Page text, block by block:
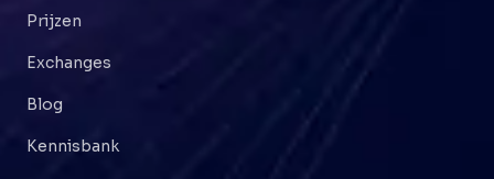
Prijzen
Exchanges
Blog
Kennisbank